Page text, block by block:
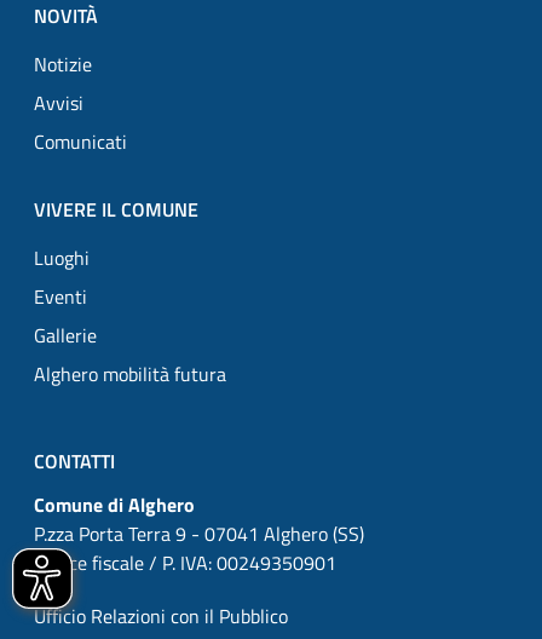
NOVITÀ
Notizie
Avvisi
Comunicati
VIVERE IL COMUNE
Luoghi
Eventi
Gallerie
Alghero mobilità futura
CONTATTI
Comune di Alghero
P.zza Porta Terra 9 - 07041 Alghero (SS)
Codice fiscale / P. IVA: 00249350901
Ufficio Relazioni con il Pubblico